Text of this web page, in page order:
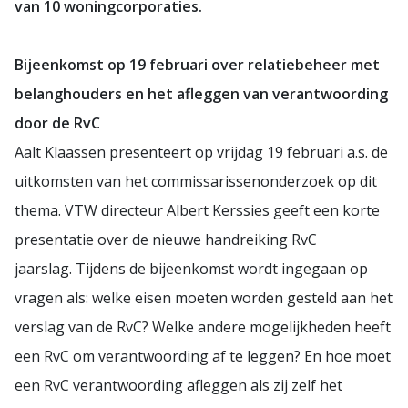
van 10 woningcorporaties.
Bijeenkomst op 19 februari over relatiebeheer met
belanghouders en het afleggen van verantwoording
door de RvC
Aalt Klaassen presenteert op vrijdag 19 februari a.s. de
uitkomsten van het commissarissenonderzoek op dit
thema. VTW directeur Albert Kerssies geeft een korte
presentatie over de nieuwe handreiking RvC
jaarslag. Tijdens de bijeenkomst wordt ingegaan op
vragen als: welke eisen moeten worden gesteld aan het
verslag van de RvC? Welke andere mogelijkheden heeft
een RvC om verantwoording af te leggen? En hoe moet
een RvC verantwoording afleggen als zij zelf het